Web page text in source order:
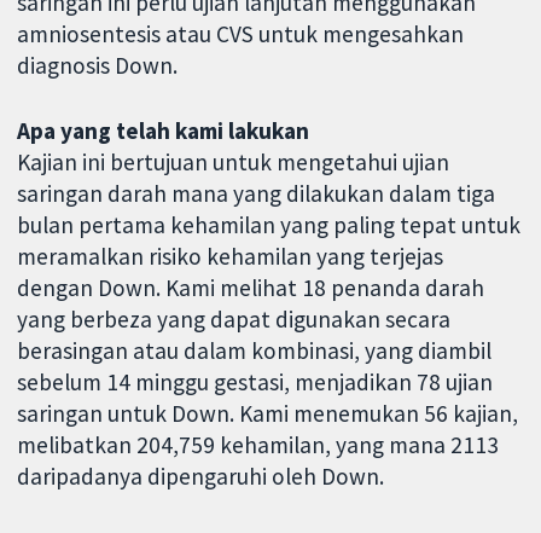
amniosentesis atau CVS untuk mengesahkan
diagnosis Down.
Apa yang telah kami lakukan
Kajian ini bertujuan untuk mengetahui ujian
saringan darah mana yang dilakukan dalam tiga
bulan pertama kehamilan yang paling tepat untuk
meramalkan risiko kehamilan yang terjejas
dengan Down. Kami melihat 18 penanda darah
yang berbeza yang dapat digunakan secara
berasingan atau dalam kombinasi, yang diambil
sebelum 14 minggu gestasi, menjadikan 78 ujian
saringan untuk Down. Kami menemukan 56 kajian,
melibatkan 204,759 kehamilan, yang mana 2113
daripadanya dipengaruhi oleh Down.